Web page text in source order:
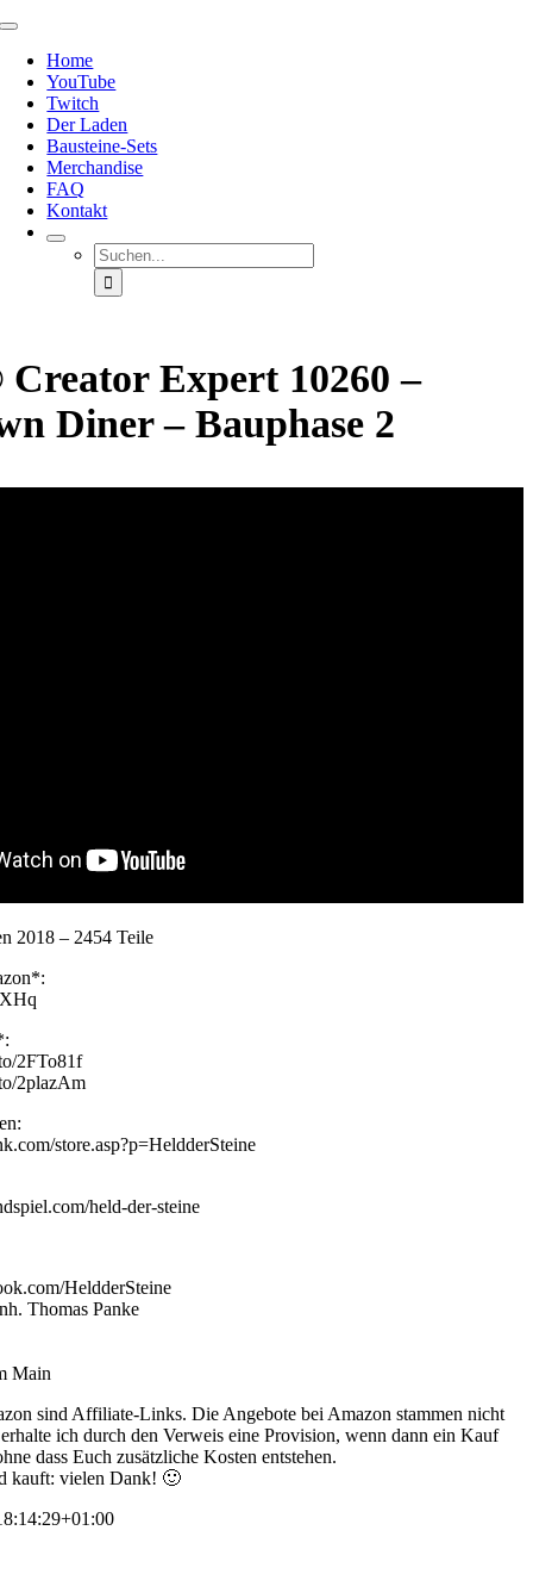
Zum
springen
Toggle
NavigationHome
YouTube
Twitch
Der Laden
Bausteine-Sets
Merchandise
FAQ
Kontakt
Suche
nach:
Expert 10260 –
Diner – Bauphase 2
2018 – 2454 Teile
2FTo81f
2plazAm
store.asp?p=HeldderSteine
held-der-steine
HeldderSteine
Thomas Panke
Main
sind Affiliate-Links. Die Angebote bei Amazon stammen nicht
ich durch den Verweis eine Provision, wenn dann ein Kauf
dass Euch zusätzliche Kosten entstehen.
kauft: vielen Dank! 🙂